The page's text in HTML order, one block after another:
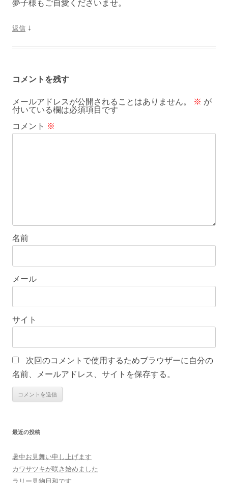
夢子様もご自愛くださいませ。
返信 ↓
コメントを残す
メールアドレスが公開されることはありません。
※ が
付いている欄は必須項目です
コメント ※
名前
メール
サイト
次回のコメントで使用するためブラウザーに自分の
名前、メールアドレス、サイトを保存する。
最近の投稿
暑中お見舞い申し上げます
カワサツキが咲き始めました
ラリー見物日和です